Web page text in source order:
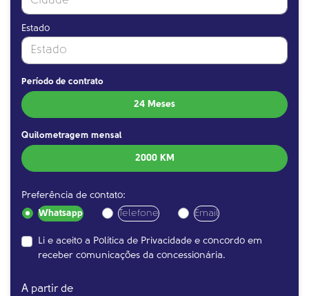
Estado
Período de contrato
24 Meses
Quilometragem mensal
2000 KM
Preferência de contato:
Whatsapp
Telefone Email
Li e aceito a Política de Privacidade e concordo em
receber comunicações da concessionária.
A partir de